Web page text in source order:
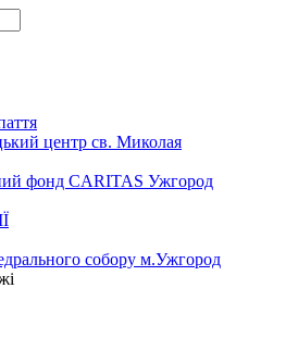
центр св. Миколая
фонд CARITAS Ужгород
собору м.Ужгород